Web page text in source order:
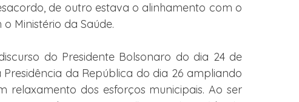
de outro estava o alinhamento com o
Ministério da Saúde.
do Presidente Bolsonaro do dia 24 de
da República do dia 26 ampliando
relaxamento dos esforços municipais. Ao ser